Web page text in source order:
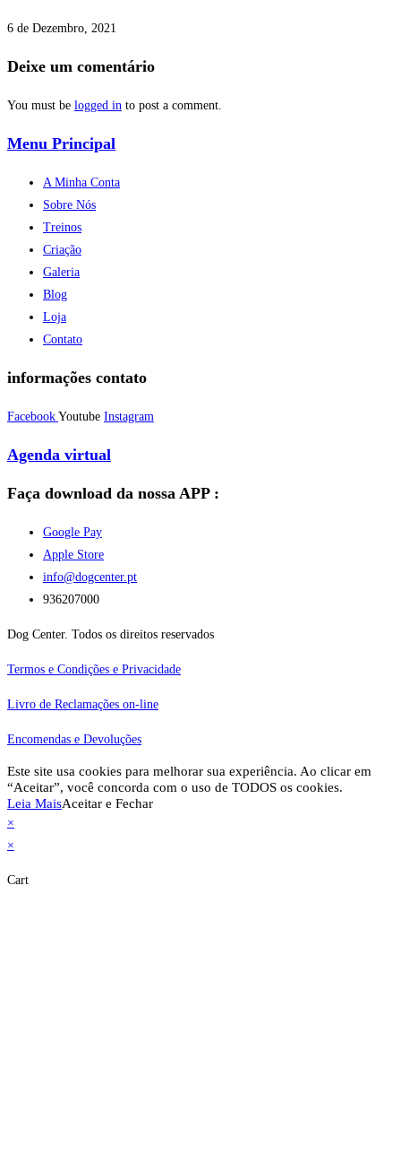
6 de Dezembro, 2021
Deixe um comentário
You must be logged in to post a comment.
Menu Principal
A Minha Conta
Sobre Nós
Treinos
Criação
Galeria
Blog
Loja
Contato
informações contato
Facebook Youtube Instagram
Agenda virtual
Faça download da nossa APP :
Google Pay
Apple Store
info@dogcenter.pt
936207000
Dog Center. Todos os direitos reservados
Termos e Condições e Privacidade
Livro de Reclamações on-line
Encomendas e Devoluções
Este site usa cookies para melhorar sua experiência. Ao clicar em
“Aceitar”, você concorda com o uso de TODOS os cookies.
Leia MaisAceitar e Fechar
×
×
Cart